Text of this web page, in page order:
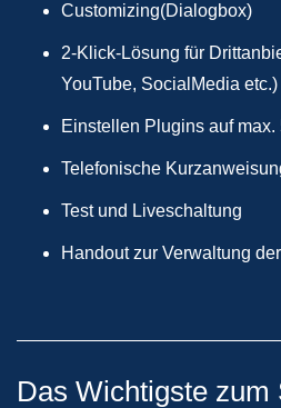
Customizing(Dialogbox)
2-Klick-Lösung für
YouTube, SocialMedia etc.)
Einstellen Plugins auf max.
Telefonische
Test und Liveschaltung
Handout zur Verwaltung
Das Wichtigste zum